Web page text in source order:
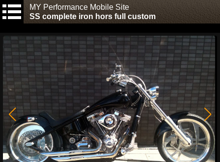
MY Performance Mobile Site
SS complete iron hors full custom